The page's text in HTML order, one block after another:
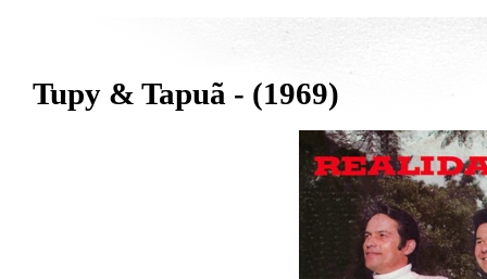
Tupy & Tapuã - (1969)